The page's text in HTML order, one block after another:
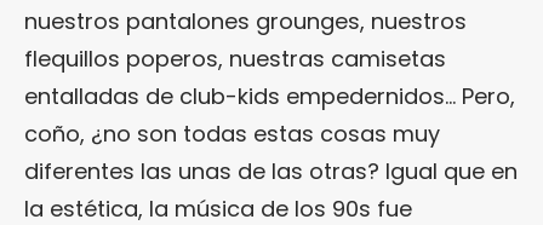
nuestros pantalones grounges, nuestros
flequillos poperos, nuestras camisetas
entalladas de club-kids empedernidos… Pero,
coño, ¿no son todas estas cosas muy
diferentes las unas de las otras? Igual que en
la estética, la música de los 90s fue